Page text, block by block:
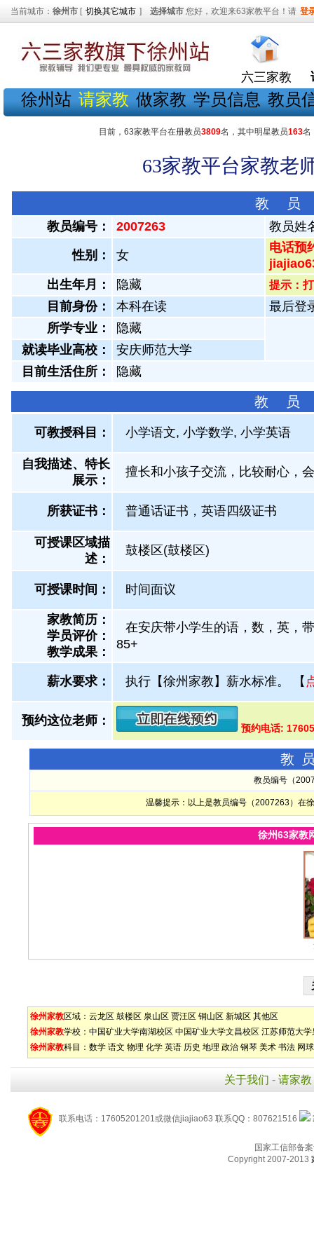
当前城市： 徐州市 [ 切换其它城市 ] 选择城市 您好，欢迎来63家教平台！请 登
六三家教
徐州站 请家教 做家教 学员信息 教员
目前，63家教平台在册教员3809名，其中明星教员163名
63家教平台家教老
教 员
教员编号： 2007263 教员姓
性别： 女
电话预
出生年月：
隐藏 提示：
目前身份： 本科在读
最后登
所学专业：
隐藏
就读毕业高校：
安庆师范大学
目前生活住所：
隐藏
教 员
可教授科目： 小学语文, 小学数学, 小学英语
自我描述、特长
展示 ：
擅长和小孩子交流，比较耐心，
所获证书 ： 普通话证书，英语四级证书
可授课区域描
述：
鼓楼区(鼓楼区)
可授课时间： 时间面议
家教简历：
学员评价：
教学成果：
在安庆带小学生的语，数，英，
85+
薪水要求： 执行【徐州家教】薪水标准。 【
预约这位老师：
预约电话:
教
教员编号（
温馨提示：以上是教员编号（2007263）在
徐州63家教
徐州家教区域： 云龙区 鼓楼区 泉山区 贾汪区 铜山区 新城区 其他区
徐州家教学校： 中国矿业大学南湖校区 中国矿业大学文昌校区 江苏师范大学
徐州家教科目： 数学 语文 物理 化学 英语 历史 地理 政治 钢琴 美术 书法 网球
关于我们 - 请家教
联系电话：17605201201或微信jiajiao63 联系QQ：807621516
国家工信部备
Copyright 2007-2013